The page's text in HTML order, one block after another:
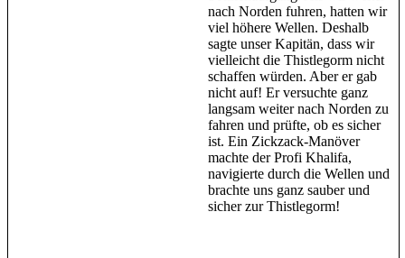
nach Norden fuhren, hatten wir
viel höhere Wellen. Deshalb
sagte unser Kapitän, dass wir
vielleicht die Thistlegorm nicht
schaffen würden. Aber er gab
nicht auf! Er versuchte ganz
langsam weiter nach Norden zu
fahren und prüfte, ob es sicher
ist. Ein Zickzack-Manöver
machte der Profi Khalifa,
navigierte durch die Wellen und
brachte uns ganz sauber und
sicher zur Thistlegorm!